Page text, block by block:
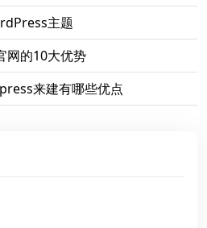
主题
网的10大优势
来建有哪些优点